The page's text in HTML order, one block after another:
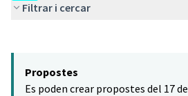
Filtrar i cercar
−
Propostes
Es poden crear propostes del 17